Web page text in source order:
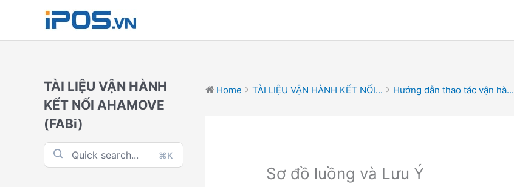
TÀI LIỆU VẬN HÀNH
KẾT NỐI AHAMOVE
(FABi)
⌘K
Home TÀI LIỆU VẬN HÀNH KẾT NỐI... Hướng dẫn thao tác vận hà...
Sơ đồ luồng và Lưu Ý